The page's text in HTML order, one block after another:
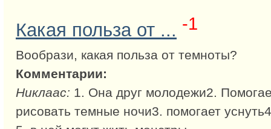
Какая польза от ... -1
Вообрази, какая польза от темноты?
Комментарии:
Никлаас: 1. Она друг молодежи2.
рисовать темные ночи3. помогает